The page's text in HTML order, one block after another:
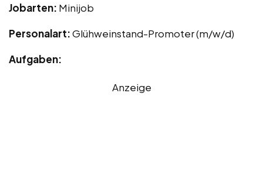
Jobarten: Minijob
Personalart:Glühweinstand-Promoter (m/w/d)
Aufgaben:
Anzeige